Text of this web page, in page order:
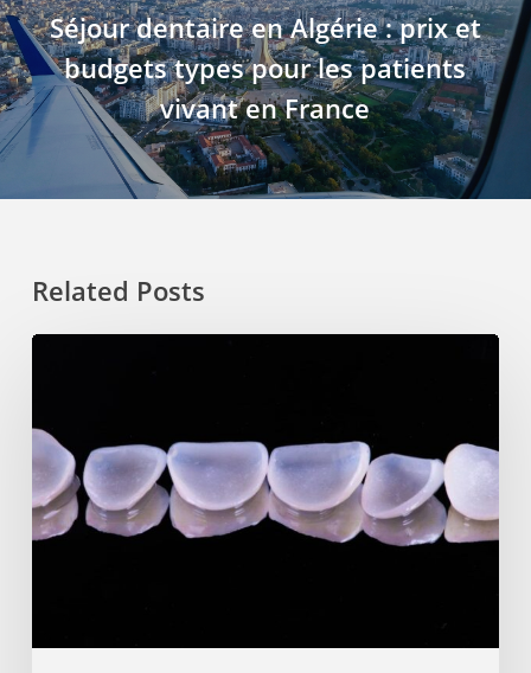
Séjour dentaire en Algérie : prix et
budgets types pour les patients
vivant en France
Related Posts
de
Facettes
Dentaires
:
ou